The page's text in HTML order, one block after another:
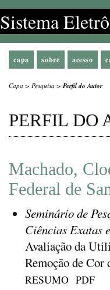
Sistema
capa sobre acesso
Capa > Pesquisa >Perfil do Autor
PERFIL DO
Machado,
Federal de
Seminário de
Ciências Exatas
Avaliação da
Remoção de Cor
RESUMO PDF